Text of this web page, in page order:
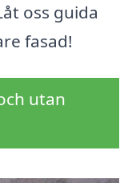
oss guida
fasad!
utan